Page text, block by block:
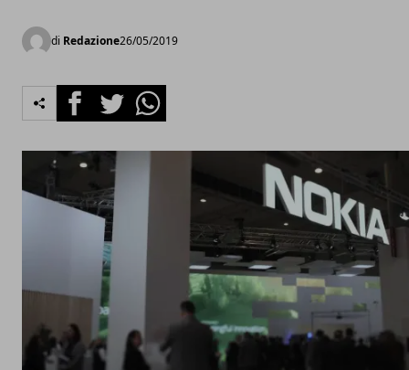
di Redazione26/05/2019
FacebookTwitterWhatsapp